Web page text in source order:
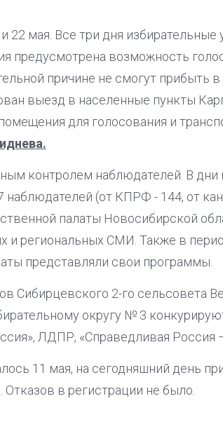
22 мая. Все три дня избирательные
предусмотрена возможность
причине не смогут прибыть
выезд в населенные пункты
для голосования и
контролем наблюдателей. В дни
наблюдателей (от КПРФ - 144, от
палаты Новосибирской
и региональных СМИ. Также в
представляли свои программы.
Сибирцевского 2-го сельсовета
округу № 3
ЛДПР, «Справедливая Россия
11 мая, на сегодняшний день
в регистрации не было.